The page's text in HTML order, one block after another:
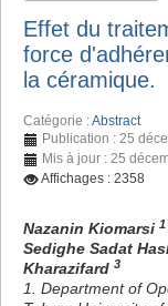
Effet du
force
la céramique.
Catégorie :Abstract
Publication : 25
Mis à jour : 25
Affichages : 2358
Nazanin Kiomarsi 1
Sedighe Sadat
Kharazifard 3
1. Department of